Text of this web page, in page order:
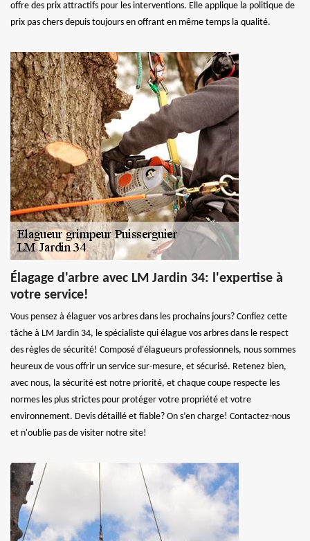
offre des prix attractifs pour les interventions. Elle applique la politique de
prix pas chers depuis toujours en offrant en même temps la qualité.
Élagage d'arbre avec LM Jardin 34: l'expertise à
votre service!
Vous pensez à élaguer vos arbres dans les prochains jours? Confiez cette
tâche à LM Jardin 34, le spécialiste qui élague vos arbres dans le respect
des règles de sécurité! Composé d'élagueurs professionnels, nous sommes
heureux de vous offrir un service sur-mesure, et sécurisé. Retenez bien,
avec nous, la sécurité est notre priorité, et chaque coupe respecte les
normes les plus strictes pour protéger votre propriété et votre
environnement. Devis détaillé et fiable? On s’en charge! Contactez-nous
et n'oublie pas de visiter notre site!